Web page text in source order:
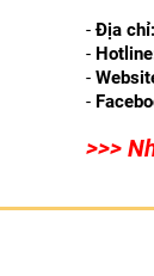
-Địa chỉ:
-
-
-
>>>